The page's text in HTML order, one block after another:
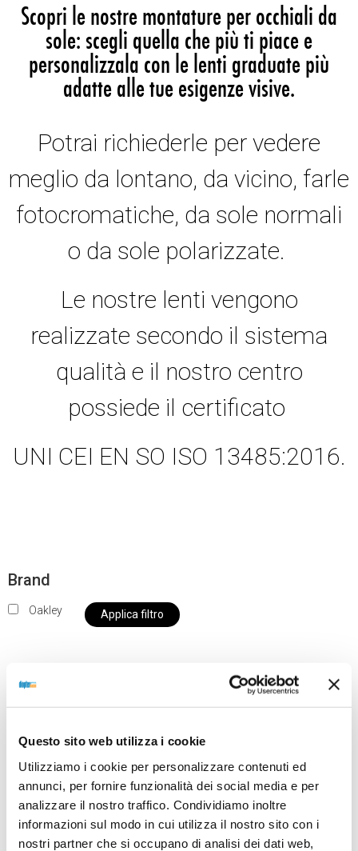
Questo sito web utilizza i cookie
Utilizziamo i cookie per personalizzare contenuti ed
annunci, per fornire funzionalità dei social media e per
analizzare il nostro traffico. Condividiamo inoltre
informazioni sul modo in cui utilizza il nostro sito con i
nostri partner che si occupano di analisi dei dati web,
Scopri le nostre montature per occhiali da
sole: scegli quella che più ti piace e
personalizzala con le lenti graduate più
adatte alle tue esigenze visive.
Potrai richiederle per vedere
meglio da lontano, da vicino, farle
fotocromatiche, da sole normali
o da sole polarizzate.
Le nostre lenti vengono
realizzate secondo il sistema
qualità e il nostro centro
possiede il certificato
UNI CEI EN SO ISO 13485:2016.
Brand
Oakley Applica filtro
Al momento siamo chiusi per ferie e i prodotti del
spedizione fino al giorno 31 agosto. BUONE FERIE
da OTTICA DIOPTER
Showing the single result